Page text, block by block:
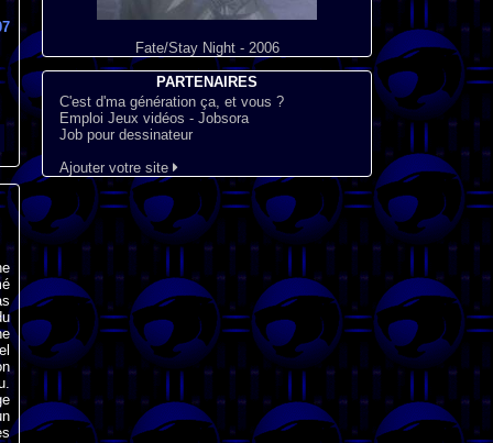
Fate/Stay Night - 2006
PARTENAIRES
C'est d'ma génération ça, et vous ?
Emploi Jeux vidéos - Jobsora
Job pour dessinateur
Ajouter votre site